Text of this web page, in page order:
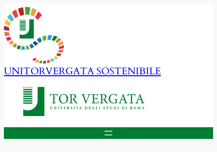
Vai
al
contenuto
UNITORVERGATA SOSTENIBILE